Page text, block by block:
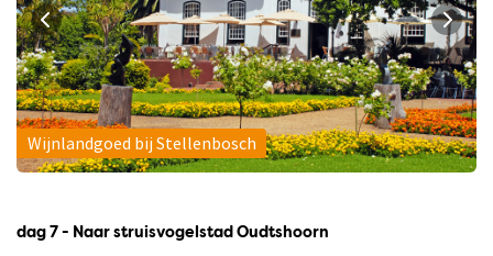
Wijnlandgoed bij Stellenbosch
dag 7 - Naar struisvogelstad Oudtshoorn